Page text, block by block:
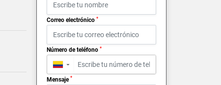
Correo electrónico *
Número de teléfono *
▼
Mensaje *